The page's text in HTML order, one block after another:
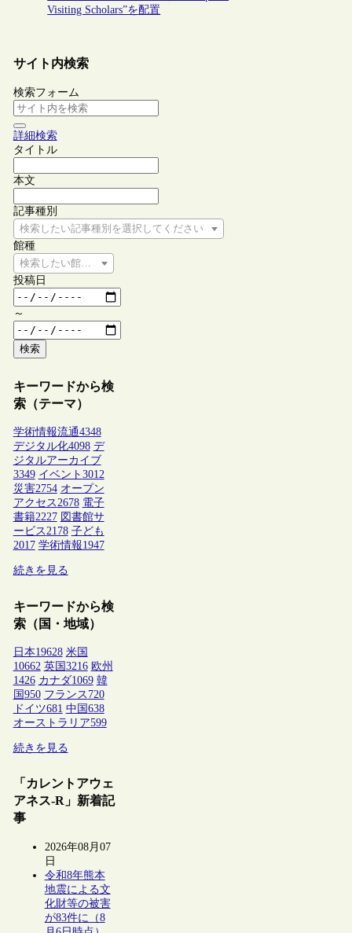
Visiting Scholars”を配置
サイト内検索
検索フォーム
詳細検索
タイトル
本文
記事種別
検索したい記事種別を選択してください
館種
検索したい館種を選択してください
投稿日
～
検索
キーワードから検
索（テーマ）
学術情報流通4348
デジタル化4098 デ
ジタルアーカイブ
3349 イベント 3012
災害2754 オープン
アクセス2678 電子
書籍2227 図書館サ
ービス2178 子ども
2017 学術情報1947
続きを見る
キーワードから検
索（国・地域）
日本19628 米国
10662 英国 3216 欧州
1426 カナダ1069 韓
国 950 フランス 720
ドイツ681 中国 638
オーストラリア599
続きを見る
「カレントアウェ
アネス-R」新着記
事
2026年08月07
日
令和8年熊本
地震による文
化財等の被害
が83件に（8